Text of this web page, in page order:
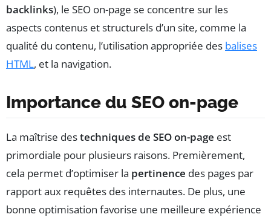
backlinks), le SEO on-page se concentre sur les
aspects contenus et structurels d’un site, comme la
qualité du contenu, l’utilisation appropriée des balises
HTML, et la navigation.
Importance du SEO on-page
La maîtrise destechniques de SEO on-page est
primordiale pour plusieurs raisons. Premièrement,
cela permet d’optimiser la pertinence des pages par
rapport aux requêtes des internautes. De plus, une
bonne optimisation favorise une meilleure expérience